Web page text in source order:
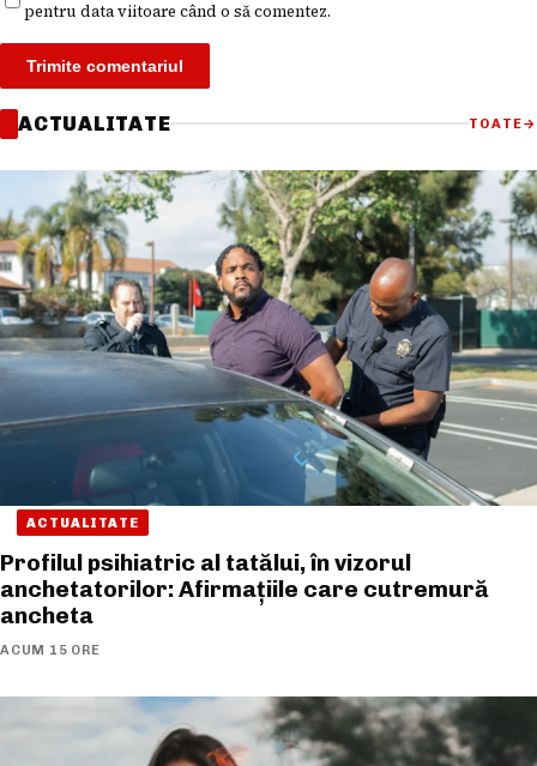
pentru data viitoare când o să comentez.
ACTUALITATE TOATE→
ACTUALITATE
Profilul psihiatric al tatălui, în vizorul
anchetatorilor: Afirmațiile care cutremură
ancheta
ACUM 15 ORE